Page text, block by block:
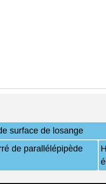
surface de losange
de parallélépipède